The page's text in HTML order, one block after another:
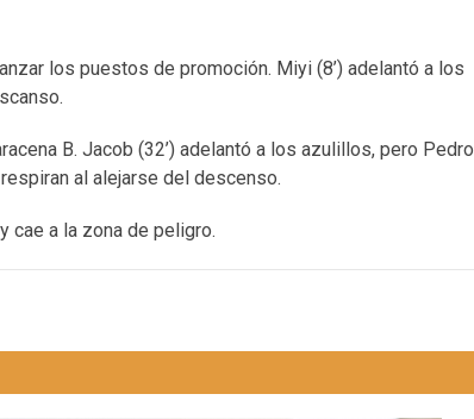
los puestos de promoción. Miyi (8’) adelantó a los
B. Jacob (32’) adelantó a los azulillos, pero Pedro
al alejarse del descenso.
cae a la zona de peligro.